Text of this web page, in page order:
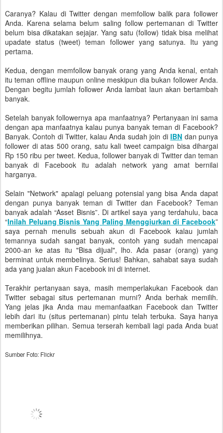
Caranya? Kalau di Twitter dengan memfollow balik para follower
Anda. Karena selama belum saling follow pertemanan di Twitter
belum bisa dikatakan sejajar. Yang satu (follow) tidak bisa melihat
upadate status (tweet) teman follower yang satunya. Itu yang
pertama.
Kedua, dengan memfollow banyak orang yang Anda kenal, entah
itu teman offline maupun online meskipun dia bukan follower Anda.
Dengan begitu jumlah follower Anda lambat laun akan bertambah
banyak.
Setelah banyak followernya apa manfaatnya? Pertanyaan ini sama
dengan apa manfaatnya kalau punya banyak teman di Facebook?
Banyak. Contoh di Twitter, kalau Anda sudah join diIBN dan punya
follower di atas 500 orang, satu kali tweet campaign bisa dihargai
Rp 150 ribu per tweet. Kedua, follower banyak di Twitter dan teman
banyak di Facebook itu adalah network yang amat bernilai
harganya.
Selain "Network" apalagi peluang potensial yang bisa Anda dapat
dengan punya banyak teman di Twitter dan Facebook? Teman
banyak adalah “Asset Bisnis”. Di artikel saya yang terdahulu, baca
“Inilah Peluang Bisnis Yang Paling Menggiurkan di Facebook”
saya pernah menulis sebuah akun di Facebook kalau jumlah
temannya sudah sangat banyak, contoh yang sudah mencapai
2000-an ke atas itu "Bisa dijual", lho. Ada pasar (orang) yang
berminat untuk membelinya. Serius! Bahkan, sahabat saya sudah
ada yang jualan akun Facebook ini di internet.
Terakhir pertanyaan saya, masih memperlakukan Facebook dan
Twitter sebagai situs pertemanan murni? Anda berhak memilih.
Yang jelas jika Anda mau memanfaatkan Facebook dan Twitter
lebih dari itu (situs pertemanan) pintu telah terbuka. Saya hanya
memberikan pilihan. Semua terserah kembali lagi pada Anda buat
memilihnya.
Sumber Foto: Flickr